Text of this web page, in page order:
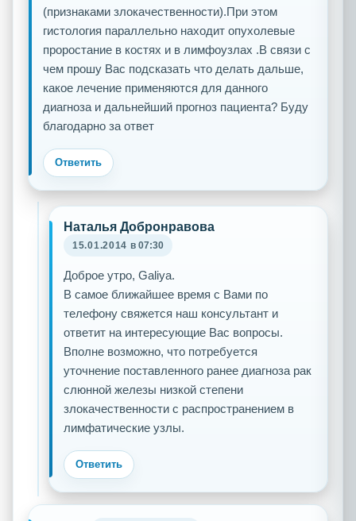
(признаками злокачественности).При этом
гистология параллельно находит опухолевые
проростание в костях и в лимфоузлах .В связи с
чем прошу Вас подсказать что делать дальше,
какое лечение применяются для данного
диагноза и дальнейший прогноз пациента? Буду
благодарно за ответ
Ответить
Наталья Добронравова
15.01.2014 в 07:30
Доброе утро, Galiya.
В самое ближайшее время с Вами по
телефону свяжется наш консультант и
ответит на интересующие Вас вопросы.
Вполне возможно, что потребуется
уточнение поставленного ранее диагноза рак
слюнной железы низкой степени
злокачественности с распространением в
лимфатические узлы.
Ответить